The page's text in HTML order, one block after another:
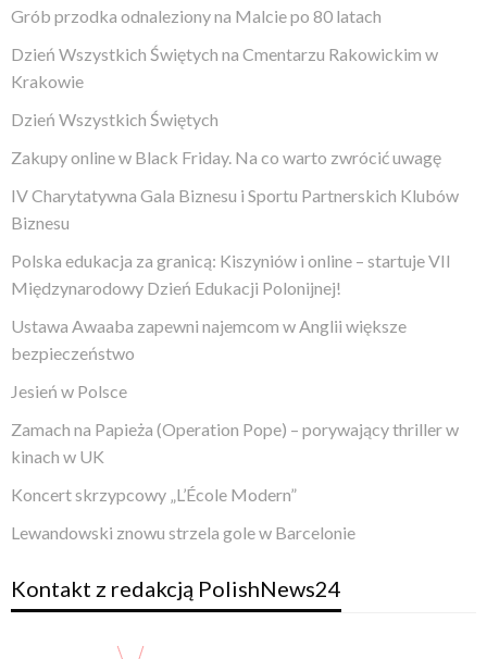
Grób przodka odnaleziony na Malcie po 80 latach
Dzień Wszystkich Świętych na Cmentarzu Rakowickim w
Krakowie
Dzień Wszystkich Świętych
Zakupy online w Black Friday. Na co warto zwrócić uwagę
IV Charytatywna Gala Biznesu i Sportu Partnerskich Klubów
Biznesu
Polska edukacja za granicą: Kiszyniów i online – startuje VII
Międzynarodowy Dzień Edukacji Polonijnej!
Ustawa Awaaba zapewni najemcom w Anglii większe
bezpieczeństwo
Jesień w Polsce
Zamach na Papieża (Operation Pope) – porywający thriller w
kinach w UK
Koncert skrzypcowy „L’École Modern”
Lewandowski znowu strzela gole w Barcelonie
Kontakt z redakcją PolishNews24